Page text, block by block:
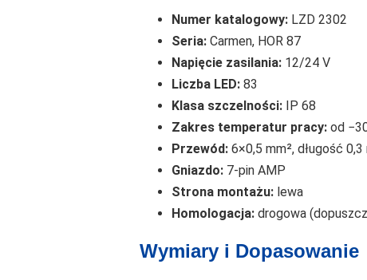
Numer katalogowy:LZD 2302
Seria:Carmen, HOR 87
Napięcie zasilania:12/24 V
Liczba LED:83
Klasa szczelności:IP 68
Zakres temperatur pracy:od
Przewód:6×0,5 mm², długość
Gniazdo:7-pin AMP
Strona montażu:lewa
Homologacja:drogowa
Wymiary i Dopasowanie